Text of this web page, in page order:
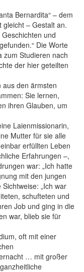
Bernardita“ – dem
– Gestalt an.
und
Die Worte
zum Studieren nach
der hier geteilten
den ärmsten
Sie lernen,
ihren Glauben, um
Laienmissionarin,
Mutter für sie alle
erfüllten Leben
Erfahrungen –,
war: „Ich hatte
mit den jungen
„Ich war
schufteten und
Job und ging in die
war, blieb sie für
oft mit einer
… mit großer